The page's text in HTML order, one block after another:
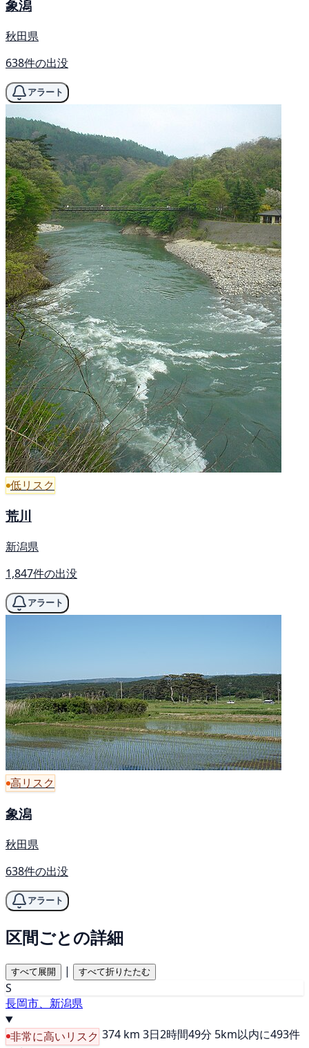
象潟
秋田県
638件の出没
アラート
低リスク
荒川
新潟県
1,847件の出没
アラート
高リスク
象潟
秋田県
638件の出没
アラート
区間ごとの詳細
すべて展開 | すべて折りたたむ
S
長岡市、新潟県
非常に高いリスク 374 km 3日2時間49分 5km以内に493件